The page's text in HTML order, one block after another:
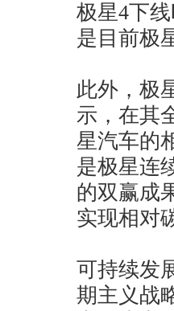
极星4下
是目前极
此外，极
示，在其
星汽车的
是极星连
的双赢成
实现相对
可持续发
期主义战